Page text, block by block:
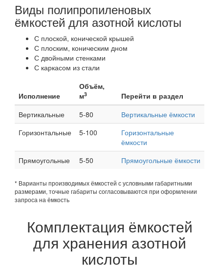
Виды полипропиленовых
ёмкостей для азотной кислоты
С плоской, конической крышей
С плоским, коническим дном
С двойными стенками
С каркасом из стали
Исполнение
Объём,
м3
Перейти в раздел
Вертикальные
5-80
Вертикальные ёмкости
Горизонтальные
5-100
Горизонтальные
ёмкости
Прямоугольные
5-50 Прямоугольные ёмкости
* Варианты производимых ёмкостей с условными габаритными
размерами, точные габариты согласовываются при оформлении
запроса на ёмкость
Комплектация ёмкостей
для хранения азотной
кислоты